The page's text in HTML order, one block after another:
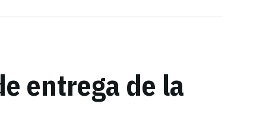
entrega de la